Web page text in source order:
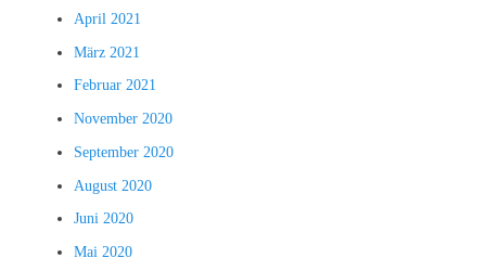
April 2021
März 2021
Februar 2021
November 2020
September 2020
August 2020
Juni 2020
Mai 2020